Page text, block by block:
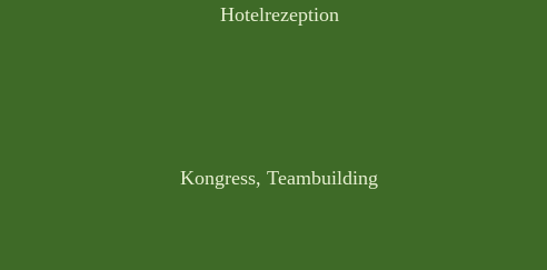
Hotelrezeption
Kongress, Teambuilding